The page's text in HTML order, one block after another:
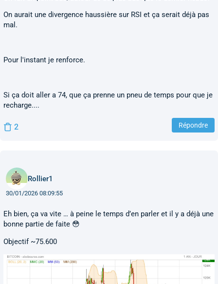
On aurait une divergence haussière sur RSI et ça serait déjà pas
mal.
Pour l'instant je renforce.
Si ça doit aller a 74, que ça prenne un pneu de temps pour que je
recharge....
2 Répondre
Rollier1
30/01/2026 08:09:55
Eh bien, ça va vite … à peine le temps d’en parler et il y a déjà une
bonne partie de faite 😳
Objectif ~75.600